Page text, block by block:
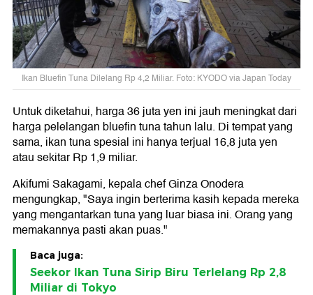
Ikan Bluefin Tuna Dilelang Rp 4,2 Miliar. Foto: KYODO via Japan Today
Untuk diketahui, harga 36 juta yen ini jauh meningkat dari
harga pelelangan bluefin tuna tahun lalu. Di tempat yang
sama, ikan tuna spesial ini hanya terjual 16,8 juta yen
atau sekitar Rp 1,9 miliar.
Akifumi Sakagami, kepala chef Ginza Onodera
mengungkap, "Saya ingin berterima kasih kepada mereka
yang mengantarkan tuna yang luar biasa ini. Orang yang
memakannya pasti akan puas."
Baca juga:
Seekor Ikan Tuna Sirip Biru Terlelang Rp 2,8
Miliar di Tokyo